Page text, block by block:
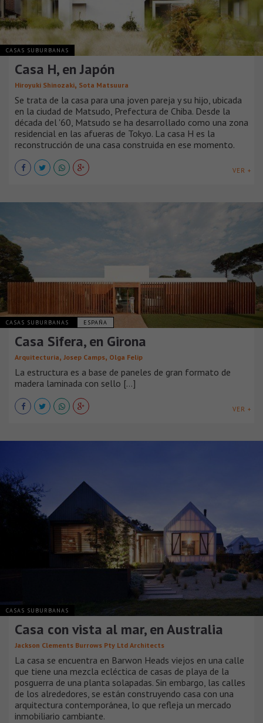
CASAS SUBURBANAS
Casa H, en Japón
Hiroyuki Shinozaki, Sota Matsuura
Se trata de la casa para una joven pareja y su hijo, ubicada
en la ciudad de Matsudo, Prefectura de Chiba. Desde la
década del '60, Matsudo se ha desarrollado como una zona
residencial en las afueras de Tokyo. La casa H es la
reconstrucción de una casa construida en ese momento.
VER +
CASAS SUBURBANAS ESPAÑA
Casa Sifera, en Girona
Arquitecturia, Josep Camps, Olga Felip
La estructura es a base de paneles de gran formato de
madera laminada con sello [...]
VER +
CASAS SUBURBANAS
Casa con vista al mar, en Australia
Jackson Clements Burrows Pty Ltd Architects
La casa se encuentra en Barwon Heads viejos en una calle
que tiene una mezcla ecléctica de casas de playa de la
posguerra de una planta solapadas. Sin embargo, las calles
de los alrededores, se están construyendo casa con una
arquitectura contemporánea, lo que refleja un mercado
inmobiliario cambiante.